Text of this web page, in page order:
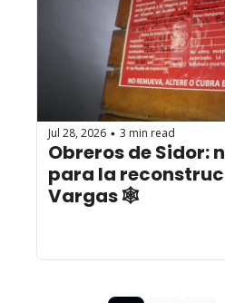
Jul 28, 2026 • 3 min read
Obreros de Sidor:
para la
Vargas 🕸️